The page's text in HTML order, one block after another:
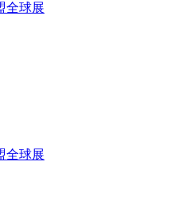
全球展
全球展